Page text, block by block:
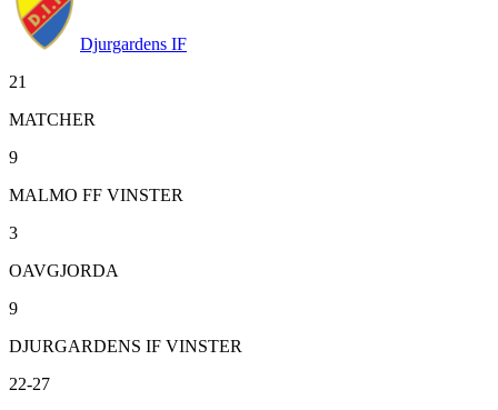
Djurgardens IF
21
MATCHER
9
MALMO FF VINSTER
3
OAVGJORDA
9
DJURGARDENS IF VINSTER
22-27